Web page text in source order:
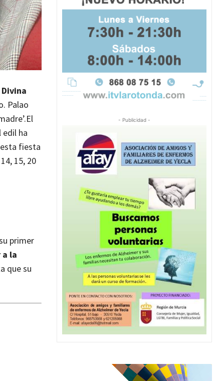
Palao
El
edil ha
fiesta
15, 20
primer
la
que su
- Publicidad -